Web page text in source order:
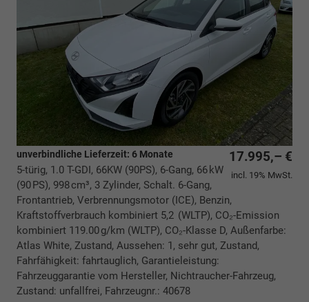
17.995,– €
incl. 19% MwSt.
unverbindliche Lieferzeit: 6 Monate
5-türig, 1.0 T-GDI, 66KW (90PS), 6-Gang, 66 kW
(90 PS), 998 cm³, 3 Zylinder, Schalt. 6-Gang,
Frontantrieb, Verbrennungsmotor (ICE), Benzin,
Kraftstoffverbrauch kombiniert 5,2 (WLTP), CO₂-Emission
kombiniert 119.00 g/km (WLTP), CO₂-Klasse D, Außenfarbe:
Atlas White, Zustand, Aussehen: 1, sehr gut, Zustand,
Fahrfähigkeit: fahrtauglich, Garantieleistung:
Fahrzeuggarantie vom Hersteller, Nichtraucher-Fahrzeug,
Zustand: unfallfrei, Fahrzeugnr.: 40678